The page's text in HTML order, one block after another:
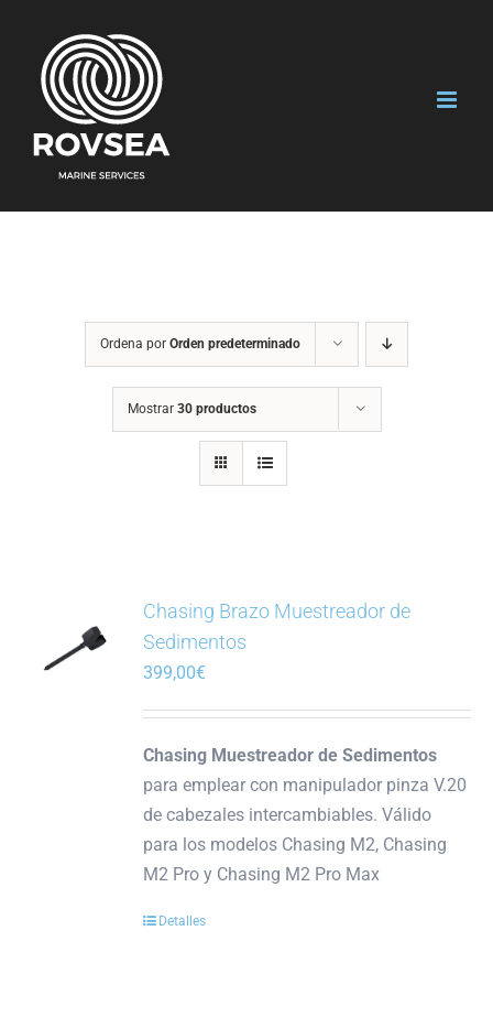
contenido
Ordena por Orden predeterminado
Mostrar 30 productos
Chasing Brazo Muestreador de
Sedimentos
399,00€
Chasing Muestreador de Sedimentos
para emplear con manipulador pinza V.20
de cabezales intercambiables. Válido
para los modelos Chasing M2, Chasing
M2 Pro y Chasing M2 Pro Max
Detalles